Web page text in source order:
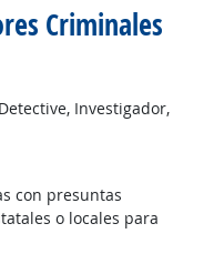
Criminales
Investigador,
con presuntas
o locales para